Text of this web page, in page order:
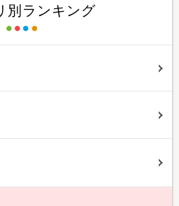
別ランキング